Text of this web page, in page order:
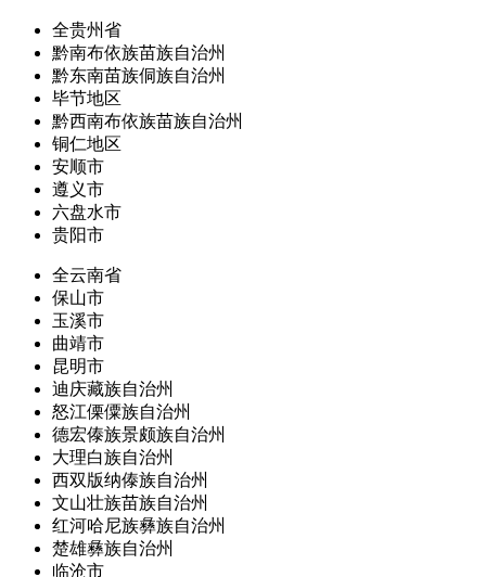
全贵州省
黔南布依族苗族自治州
黔东南苗族侗族自治州
毕节地区
黔西南布依族苗族自治州
铜仁地区
安顺市
遵义市
六盘水市
贵阳市
全云南省
保山市
玉溪市
曲靖市
昆明市
迪庆藏族自治州
怒江傈僳族自治州
德宏傣族景颇族自治州
大理白族自治州
西双版纳傣族自治州
文山壮族苗族自治州
红河哈尼族彝族自治州
楚雄彝族自治州
临沧市